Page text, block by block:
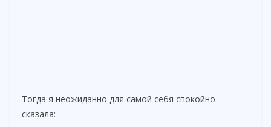
Тогда я неожиданно для самой себя спокойно
сказала: